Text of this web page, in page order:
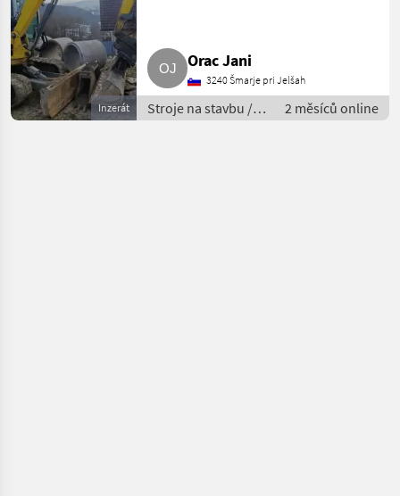
Inzerát
Orac Jani
3240 Šmarje pri Jelšah
Stroje na stavbu /
mini bager
2 měsíců online